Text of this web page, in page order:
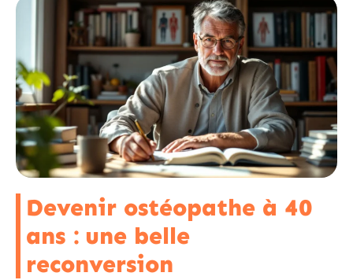
Devenir ostéopathe à 40
ans : une belle
reconversion